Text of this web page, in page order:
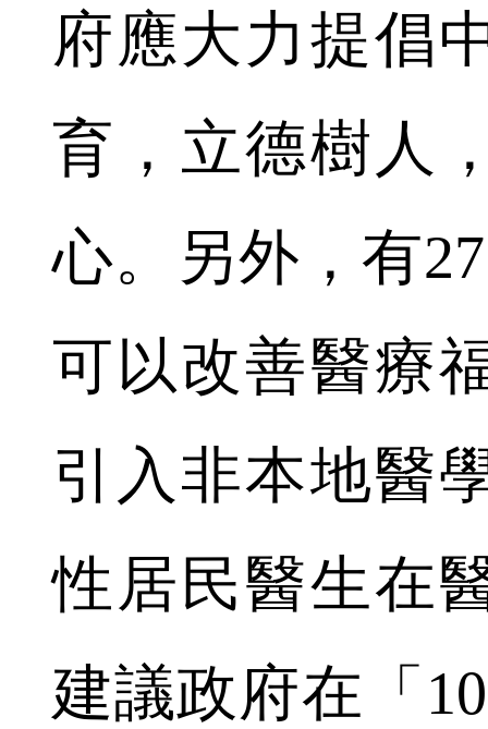
府應大力提倡
育，立德樹人
心。另外，有
可以改善醫療
引入非本地醫
性居民醫生在
建議政府在「